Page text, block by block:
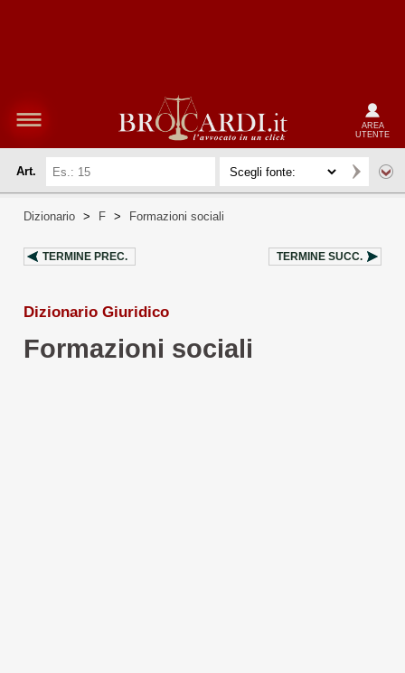
AREA
UTENTE
Art.
Dizionario > F > Formazioni sociali
TERMINE PREC. TERMINE SUCC.
Dizionario Giuridico
Formazioni sociali